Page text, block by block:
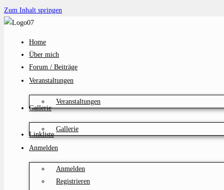
Zum Inhalt springen
Home
Über mich
Forum / Beiträge
Veranstaltungen
Veranstaltungen
Gallerie
Gallerie
Linkliste
Anmelden
Anmelden
Registrieren